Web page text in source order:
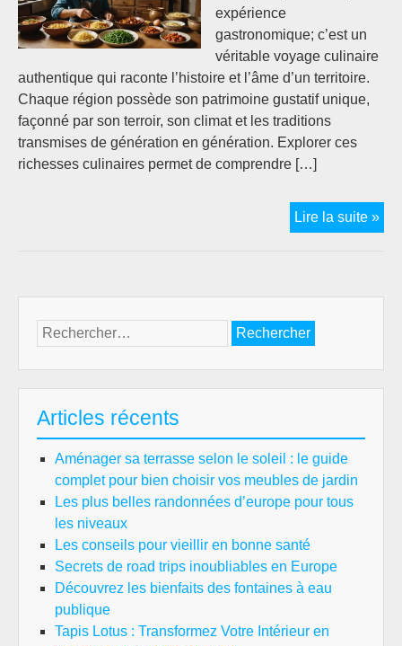
expérience
gastronomique; c’est un
véritable voyage culinaire
authentique qui raconte l’histoire et l’âme d’un territoire.
Chaque région possède son patrimoine gustatif unique,
façonné par son terroir, son climat et les traditions
transmises de génération en génération. Explorer ces
richesses culinaires permet de comprendre […]
Lire la suite »
des
:
Rechercher :
Articles récents
Aménager sa terrasse selon le soleil : le guide
complet pour bien choisir vos meubles de jardin
Les plus belles randonnées d’europe pour tous
les niveaux
Les conseils pour vieillir en bonne santé
Secrets de road trips inoubliables en Europe
Découvrez les bienfaits des fontaines à eau
publique
Tapis Lotus : Transformez Votre Intérieur en